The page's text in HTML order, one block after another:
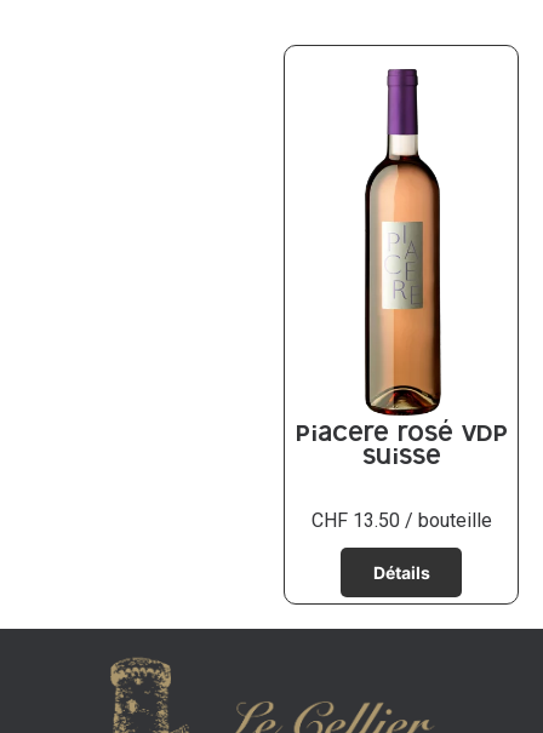
Piacere rosé VdP
Suisse
CHF13.50 / bouteille